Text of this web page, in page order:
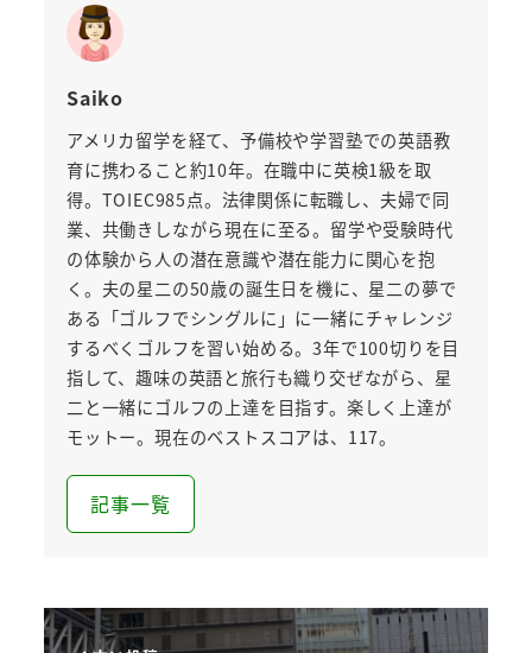
Saiko
アメリカ留学を経て、予備校や学習塾での英語教
育に携わること約10年。在職中に英検1級を取
得。TOIEC985点。法律関係に転職し、夫婦で同
業、共働きしながら現在に至る。留学や受験時代
の体験から人の潜在意識や潜在能力に関心を抱
く。夫の星二の50歳の誕生日を機に、星二の夢で
ある「ゴルフでシングルに」に一緒にチャレンジ
するべくゴルフを習い始める。3年で100切りを目
指して、趣味の英語と旅行も織り交ぜながら、星
二と一緒にゴルフの上達を目指す。楽しく上達が
モットー。現在のベストスコアは、117。
記事一覧